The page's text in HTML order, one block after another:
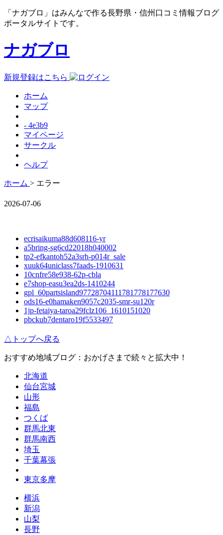
「ナガブロ」はみんなで作る長野県・信州口コミ情報ブログ
ポータルサイトです。
ナガブロ
新規登録はこちら
ホーム
マップ
- 4e3b9
マイページ
サークル
ヘルプ
ホーム > エラー
2026-07-06
ecrisaikuma88d608116-yr
a5bring-sg6cd22018h040002
tp2-efkantoh52a3srh-p014r_sale
xuuk64uniclass7faads-1910631
10cnfre58e938-62p-cbla
e7shop-easu3ea2ds-1410244
gpl_60partsisland97728704111781778177630
ods16-e0hamaken9057c2035-smr-su120r
1jp-fetaiya-taroa29fclz106_1610151020
pbckub7dentaro19f5533497
△トップへ戻る
おすすめ地域ブログ：おかげさまで続々と拡大中！
北海道
仙台宮城
山形
福島
つくば
群馬北東
群馬南西
埼玉
千葉幕張
東京多摩
横浜
新潟
山梨
長野